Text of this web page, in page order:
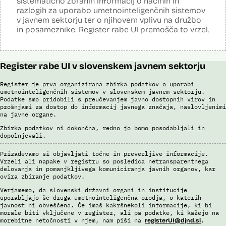
Sistem za avtomatizirano identifikacijo prstnih odtisov), ki temelji na
uporabi algoritmov za izdelavo in iskanje biometričnih razpoznavnih
znakov, je omogočena primerjava in iskanje prstnih odtisov.
Brošura 60 let informacijsko telekomunikacijskega sistema policije
Odgovor na zahtevo za dostop do informacij javnega značaja
razlogih za uporabo umetnointeligenčnih sistemov
v javnem sektorju ter o njihovem vplivu na družbo
in posameznike. Register rabe UI premošča to vrzel.
Register rabe UI v slovenskem javnem sektorju
Register je prva organizirana zbirka podatkov o uporabi
umetnointeligenčnih sistemov v slovenskem javnem sektorju.
Podatke smo pridobili s preučevanjem javno dostopnih virov in
prošnjami za dostop do informacij javnega značaja, naslovljenimi
na javne organe.
Zbirka podatkov ni dokončna, redno jo bomo posodabljali in
dopolnjevali.
Prizadevamo si objavljati točne in preverljive informacije.
Vrzeli ali napake v registru so posledica netransparentnega
delovanja in pomanjkljivega komuniciranja javnih organov, kar
ovira zbiranje podatkov.
Verjamemo, da slovenski državni organi in institucije
uporabljajo še druga umetnointeligenčna orodja, o katerih
javnost ni obveščena. Če imaš kakršnekoli informacije, ki bi
morale biti vključene v register, ali pa podatke, ki kažejo na
morebitne netočnosti v njem, nam piši na registerUI@djnd.si.